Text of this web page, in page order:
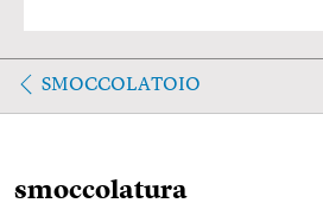
SMOCCOLATOIO
smoccolatura